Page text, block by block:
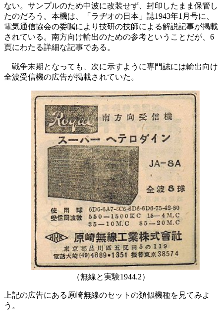
ない。サンプルのため中波に改装せず、封印したまま保管し
たのだろう。本機は、「ラヂオの日本」誌1943年1月号に、
電気通信協会の委嘱により技研の技師による解説記事が掲載
されている。南方向け輸出のための参考ということだが、6
頁にわたる詳細な記事である。
戦争末期となっても、次に示すように専門誌には輸出向け
全波受信機の広告が掲載されていた。
（無線と実験1944.2）
上記の広告にある原崎無線のセットの類似機種を見てみよ
う。